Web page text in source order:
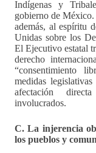
Indígenas y
gobierno de México.
además, al espíritu
Unidas sobre los
El Ejecutivo estatal
derecho
“consentimiento
medidas
afectación
involucrados.
C.La injerencia
los pueblos y